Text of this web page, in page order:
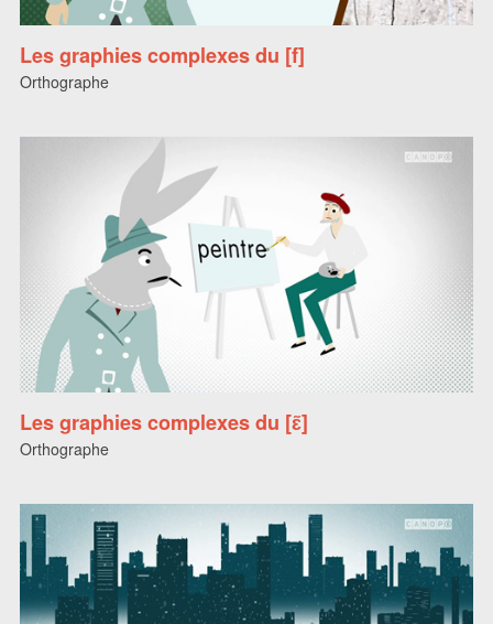
Les graphies complexes du [f]
Orthographe
Les graphies complexes du [ɛ̃]
Orthographe